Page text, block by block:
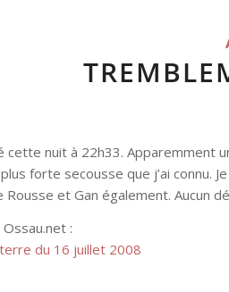
nuit à 22h33. Apparemment
forte secousse que j’ai connu.
Rousse et Gan également. Aucun
:
du 16 juillet 2008